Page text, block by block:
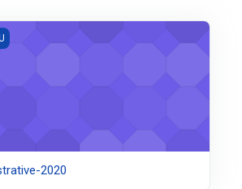
reprezentativă a cursului Administrative-2020
2020